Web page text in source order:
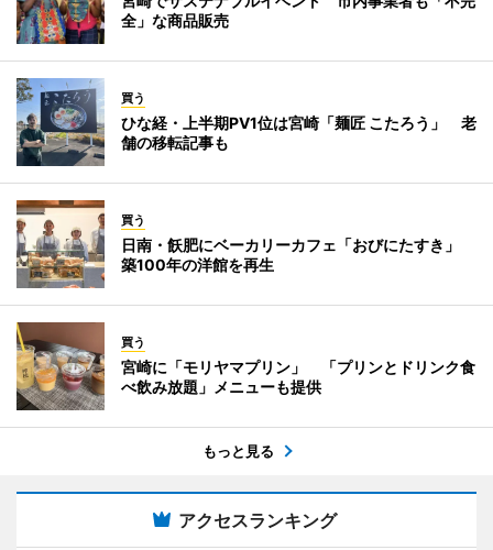
全」な商品販売
買う
ひな経・上半期PV1位は宮崎「麺匠 こたろう」 老
舗の移転記事も
買う
日南・飫肥にベーカリーカフェ「おびにたすき」
築100年の洋館を再生
買う
宮崎に「モリヤマプリン」 「プリンとドリンク食
べ飲み放題」メニューも提供
もっと見る
アクセスランキング